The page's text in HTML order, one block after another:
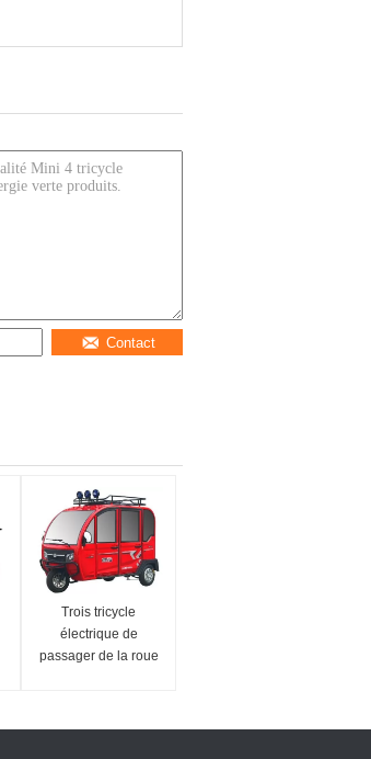
Contact
Trois tricycle
électrique de
passager de la roue